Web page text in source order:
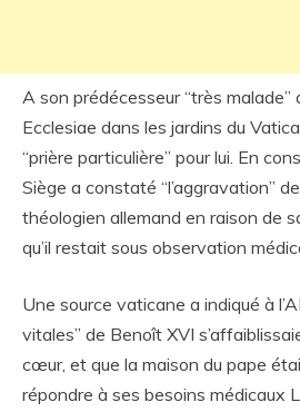
A son prédécesseur “très
Ecclesiae dans les jardins du
“prière particulière” pour lui. En
Siège a constaté “l’aggravation”
théologien allemand en raison de
qu’il restait sous observation
Une source vaticane a indiqué à
vitales” de Benoît XVI
cœur, et que la maison du pape
répondre à ses besoins médicaux